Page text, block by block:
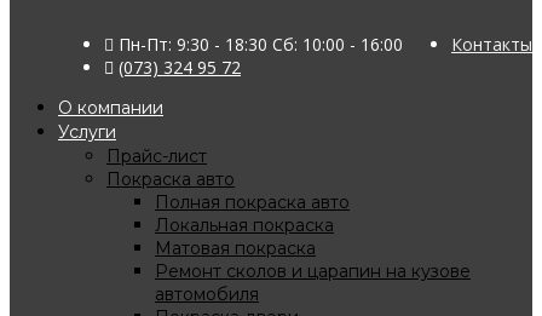
Контакты
Пн-Пт: 9:30 - 18:30 Сб: 10:00 - 16:00
(073) 324 95 72
О компании
Услуги
Прайс-лист
Покраска авто
Полная покраска авто
Локальная покраска
Матовая покраска
Ремонт сколов и царапин на кузове
автомобиля